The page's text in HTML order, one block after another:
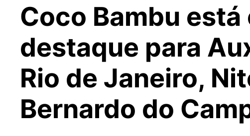
Coco Bambu
destaque para
Rio de Janeiro,
Bernardo do